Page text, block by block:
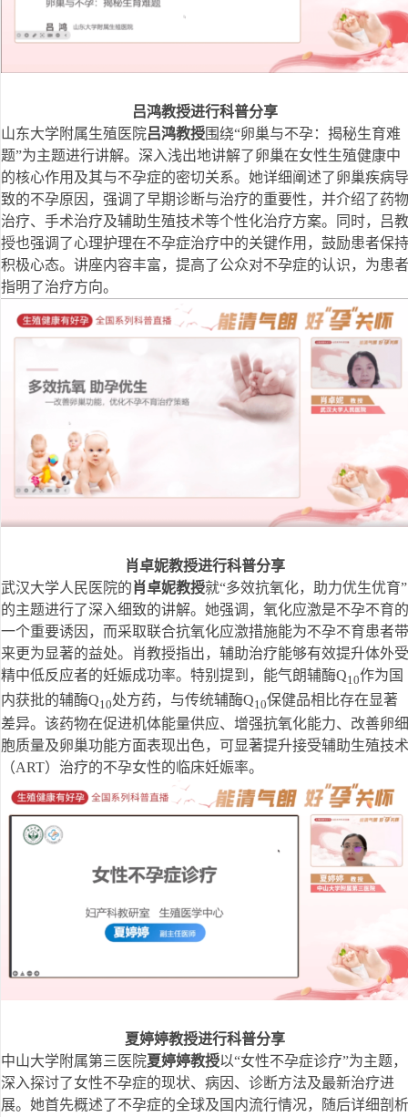
吕鸿教授进行科普分享
山东大学附属生殖医院吕鸿教授围绕“卵巢与不孕：揭秘生育难
题”为主题进行讲解。深入浅出地讲解了卵巢在女性生殖健康中
的核心作用及其与不孕症的密切关系。她详细阐述了卵巢疾病导
致的不孕原因，强调了早期诊断与治疗的重要性，并介绍了药物
治疗、手术治疗及辅助生殖技术等个性化治疗方案。同时，吕教
授也强调了心理护理在不孕症治疗中的关键作用，鼓励患者保持
积极心态。讲座内容丰富，提高了公众对不孕症的认识，为患者
指明了治疗方向。
肖卓妮教授进行科普分享
武汉大学人民医院的肖卓妮教授就“多效抗氧化，助力优生优育”
的主题进行了深入细致的讲解。她强调，氧化应激是不孕不育的
一个重要诱因，而采取联合抗氧化应激措施能为不孕不育患者带
来更为显著的益处。肖教授指出，辅助治疗能够有效提升体外受
精中低反应者的妊娠成功率。特别提到，能气朗辅酶Q10作为国
内获批的辅酶Q10处方药，与传统辅酶Q10保健品相比存在显著
差异。该药物在促进机体能量供应、增强抗氧化能力、改善卵细
胞质量及卵巢功能方面表现出色，可显著提升接受辅助生殖技术
（ART）治疗的不孕女性的临床妊娠率。
夏婷婷教授进行科普分享
中山大学附属第三医院夏婷婷教授以“女性不孕症诊疗”为主题，
深入探讨了女性不孕症的现状、病因、诊断方法及最新治疗进
展。她首先概述了不孕症的全球及国内流行情况，随后详细剖析